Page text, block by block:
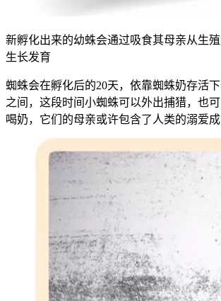
新孵化出来的幼蛛会通过吸食其母亲从生
生长发育
蜘蛛会在孵化后的20天，依靠蜘蛛奶存活
之间，这段时间小蜘蛛可以外出捕猎，也
喝奶，它们的母亲或许包含了人类的溺爱成